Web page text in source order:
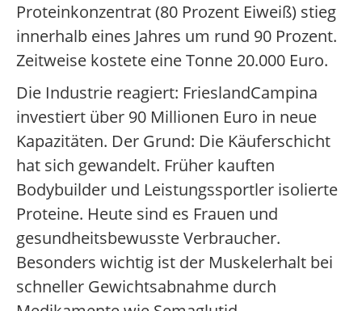
Proteinkonzentrat (80 Prozent Eiweiß) stieg
innerhalb eines Jahres um rund 90 Prozent.
Zeitweise kostete eine Tonne 20.000 Euro.
Die Industrie reagiert: FrieslandCampina
investiert über 90 Millionen Euro in neue
Kapazitäten. Der Grund: Die Käuferschicht
hat sich gewandelt. Früher kauften
Bodybuilder und Leistungssportler isolierte
Proteine. Heute sind es Frauen und
gesundheitsbewusste Verbraucher.
Besonders wichtig ist der Muskelerhalt bei
schneller Gewichtsabnahme durch